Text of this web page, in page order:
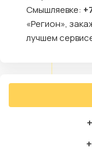
Смышляевке:
«Регион»,
лучшем